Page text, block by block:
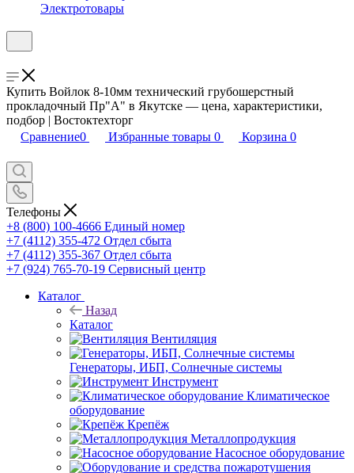
Электротовары
Купить Войлок 8-10мм технический грубошерстный
прокладочный Пр"А" в Якутске — цена, характеристики,
подбор | Востоктехторг
Сравнение0 Избранные товары 0 Корзина 0
Телефоны
+8 (800) 100-4666 Единый номер
+7 (4112) 355-472 Отдел сбыта
+7 (4112) 355-367 Отдел сбыта
+7 (924) 765-70-19 Сервисный центр
Каталог
Назад
Каталог
Вентиляция
Генераторы, ИБП, Солнечные системы
Инструмент
Климатическое
оборудование
Крепёж
Металлопродукция
Насосное оборудование